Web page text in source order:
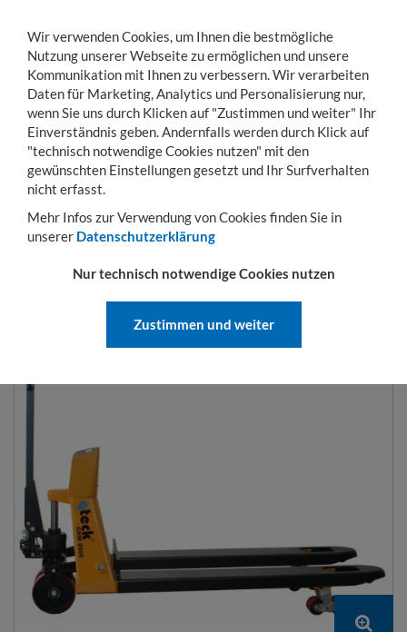
Toggle
navigation
MENÜ KONTO WARENKORB
Sie sind hier: Hubgeräte Wiegehubwagen
WIEGEHUBWAGEN GHW-SERIE
Wir verwenden Cookies, um Ihnen die bestmögliche
Nutzung unserer Webseite zu ermöglichen und unsere
Kommunikation mit Ihnen zu verbessern. Wir verarbeiten
Daten für Marketing, Analytics und Personalisierung nur,
wenn Sie uns durch Klicken auf "Zustimmen und weiter" Ihr
Einverständnis geben. Andernfalls werden durch Klick auf
"technisch notwendige Cookies nutzen" mit den
gewünschten Einstellungen gesetzt und Ihr Surfverhalten
nicht erfasst.
Mehr Infos zur Verwendung von Cookies finden Sie in
unserer Datenschutzerklärung
Nur technisch notwendige Cookies nutzen
Zustimmen und weiter